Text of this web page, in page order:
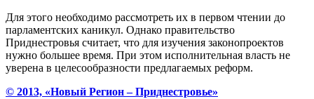
Для этого необходимо рассмотреть их в первом чтении до
парламентских каникул. Однако правительство
Приднестровья считает, что для изучения законопроектов
нужно большее время. При этом исполнительная власть не
уверена в целесообразности предлагаемых реформ.
© 2013, «Новый Регион – Приднестровье»